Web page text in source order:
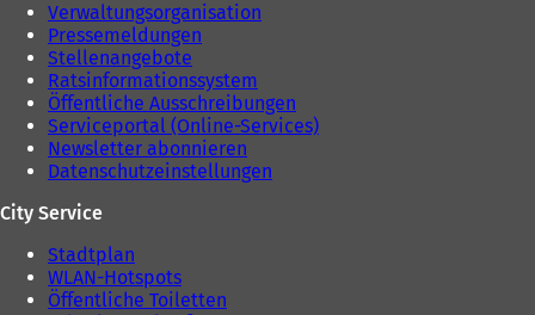
Verwaltungsorganisation
Pressemeldungen
Stellenangebote
Ratsinformationssystem
Öffentliche Ausschreibungen
Serviceportal (Online-Services)
Newsletter abonnieren
Datenschutzeinstellungen
City Service
Stadtplan
WLAN-Hotspots
Öffentliche Toiletten